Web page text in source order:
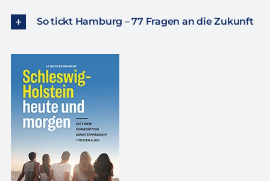
So tickt Hamburg – 77 Fragen an die Zukunft